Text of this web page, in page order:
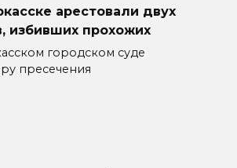
арестовали двух
избивших прохожих
городском суде
пресечения